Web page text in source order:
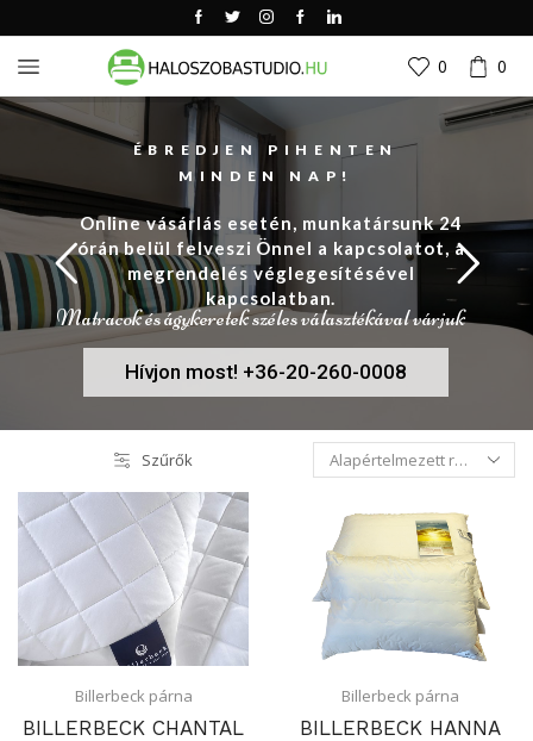
0 0
ÉBREDJEN PIHENTEN
MINDEN NAP!
Matracok és ágykeretek széles választékával várjuk
Online vásárlás esetén, munkatársunk 24
órán belül felveszi Önnel a kapcsolatot, a
megrendelés véglegesítésével
kapcsolatban.
Hívjon most! +36-20-260-0008
Szűrők
Billerbeck párna
BILLERBECK CHANTAL
Billerbeck párna
BILLERBECK HANNA